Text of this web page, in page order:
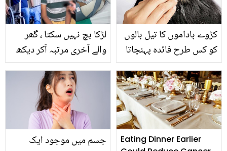
لڑکا بچ نہیں سکتا ، گھر
والے آخری مرتبہ آکر دیکھ
اس معذور نوجوان کو موت
کے منہ سے نکالا؟
افسوسناک کہانی
کڑوے باداموں کا تیل بالوں
کو کس طرح فائدہ پہنچاتا
جسم میں موجود ایک
Eating Dinner Earlier